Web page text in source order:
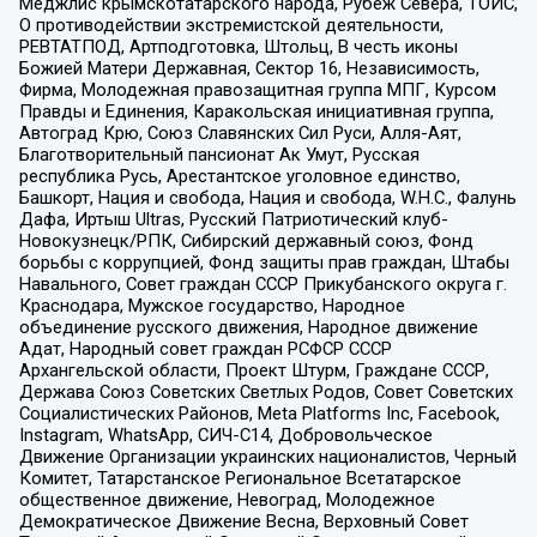
О противодействии экстремистской деятельности,
РЕВТАТПОД, Артподготовка, Штольц, В честь иконы
Божией Матери Державная, Сектор 16, Независимость,
Фирма, Молодежная правозащитная группа МПГ, Курсом
Правды и Единения, Каракольская инициативная группа,
Автоград Крю, Союз Славянских Сил Руси, Алля-Аят,
Благотворительный пансионат Ак Умут, Русская
республика Русь, Арестантское уголовное единство,
Башкорт, Нация и свобода, Нация и свобода, W.H.С., Фалунь
Дафа, Иртыш Ultras, Русский Патриотический клуб-
Новокузнецк/РПК, Сибирский державный союз, Фонд
борьбы с коррупцией, Фонд защиты прав граждан, Штабы
Навального, Совет граждан СССР Прикубанского округа г.
Краснодара, Мужское государство, Народное
объединение русского движения, Народное движение
Адат, Народный совет граждан РСФСР СССР
Архангельской области, Проект Штурм, Граждане СССР,
Держава Союз Советских Светлых Родов, Совет Советских
Социалистических Районов, Meta Platforms Inc, Facebook,
Instagram, WhatsApp, СИЧ-С14, Добровольческое
Движение Организации украинских националистов, Черный
Комитет, Татарстанское Региональное Всетатарское
общественное движение, Невоград, Молодежное
Демократическое Движение Весна, Верховный Совет